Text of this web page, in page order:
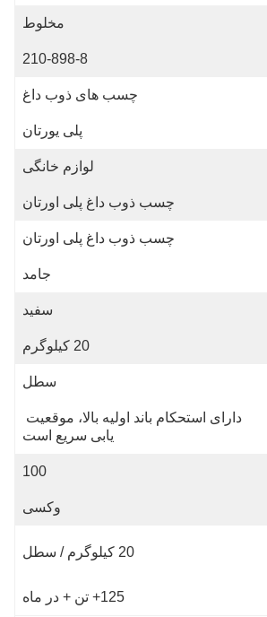
مخلوط
210-898-8
چسب های ذوب داغ
پلی یورتان
لوازم خانگی
چسب ذوب داغ پلی اورتان
چسب ذوب داغ پلی اورتان
جامد
سفید
20 کیلوگرم
سطل
دارای استحکام باند اولیه بالا، موقعیت
یابی سریع است
100
وکسی
20 کیلوگرم / سطل
125+ تن + در ماه